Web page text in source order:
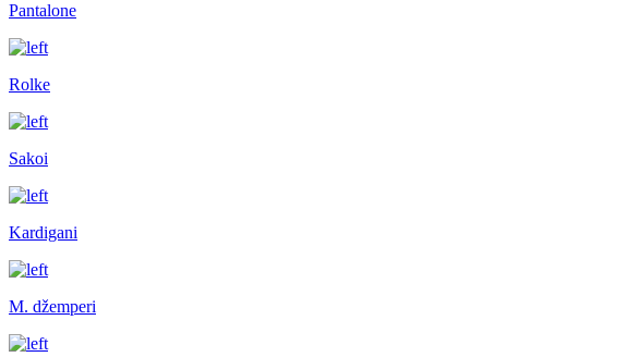
Pantalone
Rolke
Sakoi
Kardigani
M. džemperi